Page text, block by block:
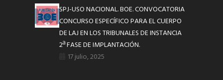
SPJ-USO NACIONAL. BOE. CONVOCATORIA
CONCURSO ESPECÍFICO PARA EL CUERPO
DE LAJ EN LOS TRIBUNALES DE INSTANCIA
2ª FASE DE IMPLANTACIÓN.
17 julio, 2025